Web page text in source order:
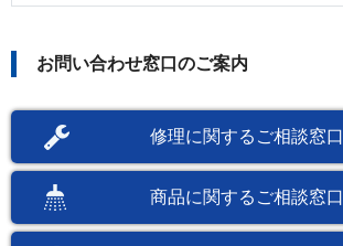
お問い合わせ窓口のご案内
修理に関するご相談窓口
商品に関するご相談窓口